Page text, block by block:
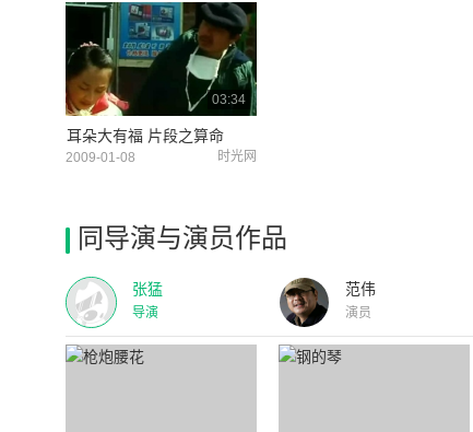
03:34
耳朵大有福 片段之算命
2009-01-08 时光网
同导演与演员作品
张猛
导演
范伟
演员